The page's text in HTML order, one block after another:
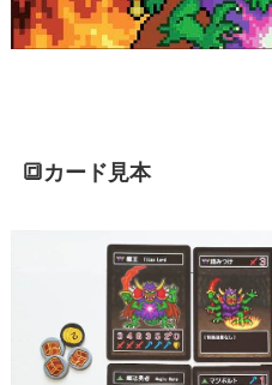
🔳カード見本